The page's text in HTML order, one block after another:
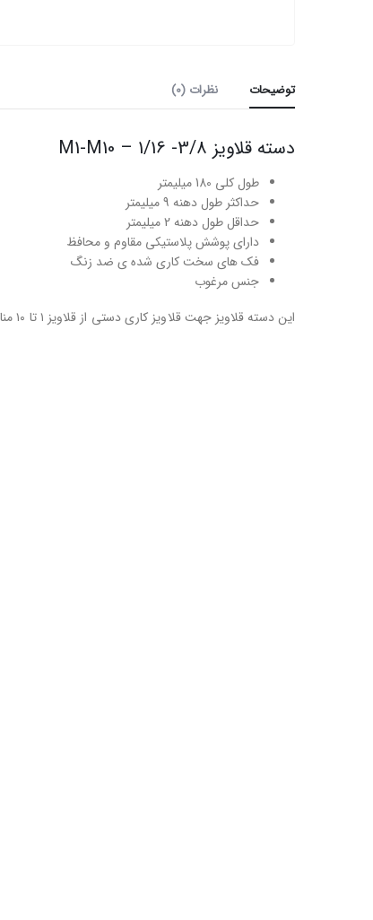
توضیحات نظرات (0)
دسته قلاویز M1-M10 – 1/16 -3/8
طول کلی 180 میلیمتر
حداکثر طول دهنه 9 میلیمتر
حداقل طول دهنه 2 میلیمتر
دارای پوشش پلاستیکی مقاوم و محافظ
فک های سخت کاری شده ی ضد زنگ
جنس مرغوب
این دسته قلاویز جهت قلاویز کاری دستی از قلاویز ۱ تا ۱۰ مناسب می باشد ، دسته های روکش شده ی این قلاویز باعث می شود ابزار در دست سر نخورد.